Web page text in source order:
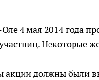
4 мая 2014 года
Некоторые
акции должны были